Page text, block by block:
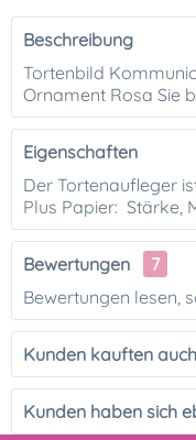
Beschreibung
Tortenbild
Ornament Rosa Sie
Eigenschaften
Der Tortenaufleger
Plus Papier: Stärke,
Bewertungen
7
Bewertungen lesen,
Kunden kauften auch
Kunden haben sich